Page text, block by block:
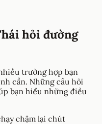
hỏi đường
trường hợp bạn
cần. Những câu hỏi
bạn hiểu những điều
chậm lại chút